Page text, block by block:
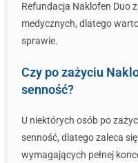
Refundacja Naklofen Duo
medycznych, dlatego
sprawie.
Czy po zażyciu
senność?
U niektórych osób po
senność, dlatego zaleca
wymagających pełnej